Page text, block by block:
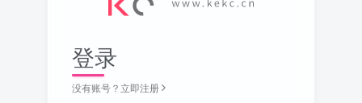
登录
没有账号？立即注册